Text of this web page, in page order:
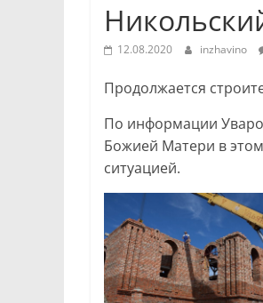
12.08.2020 inzhavino
Продолжается
По информации
Божией Матери в этом
ситуацией.